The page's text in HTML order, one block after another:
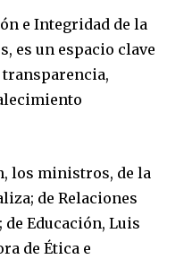
e Integridad de la
es un espacio clave
los ministros, de la
de Relaciones
Educación, Luis
de Ética e